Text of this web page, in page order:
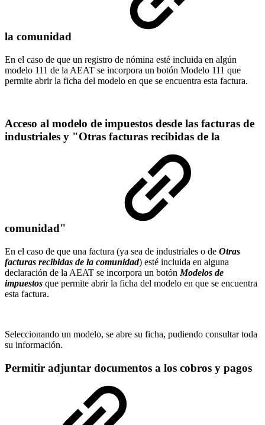
la comunidad
En el caso de que un registro de nómina esté incluida en algún
modelo 111 de la AEAT se incorpora un botón Modelo 111 que
permite abrir la ficha del modelo en que se encuentra esta factura.
Acceso al modelo de impuestos desde las facturas de
industriales y "Otras facturas recibidas de la
comunidad"
En el caso de que una factura (ya sea de industriales o de Otras
facturas recibidas de la comunidad) esté incluida en alguna
declaración de la AEAT se incorpora un botón Modelos de
impuestos que permite abrir la ficha del modelo en que se encuentra
esta factura.
Seleccionando un modelo, se abre su ficha, pudiendo consultar toda
su información.
Permitir adjuntar documentos a los cobros y pagos